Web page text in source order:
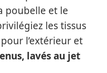
poubelle et le
les tissus
l’extérieur et
lavés au jet